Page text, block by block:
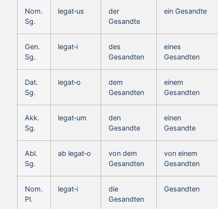
Nom.
Sg.
legat‑us
der
Gesandte
ein Gesandte
Gen.
Sg.
legat‑i
des
Gesandten
eines
Gesandten
Dat.
Sg.
legat‑o
dem
Gesandten
einem
Gesandten
Akk.
Sg.
legat‑um
den
Gesandte
einen
Gesandte
Abl.
Sg.
ab legat‑o
von dem
Gesandten
von einem
Gesandten
Nom.
Pl.
legat‑i
die
Gesandten
Gesandten